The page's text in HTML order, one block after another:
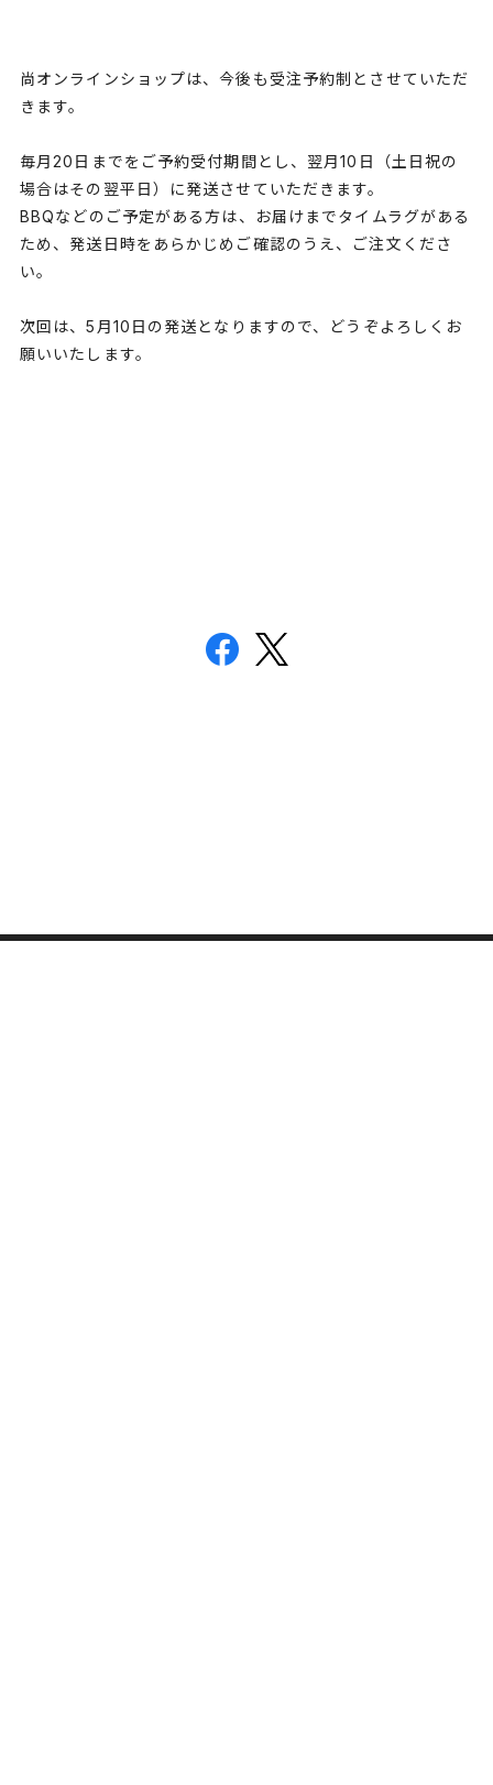
尚オンラインショップは、今後も受注予約制とさせていただ
きます。
毎月20日までをご予約受付期間とし、翌月10日（土日祝の
場合はその翌平日）に発送させていただきます。
BBQなどのご予定がある方は、お届けまでタイムラグがある
ため、発送日時をあらかじめご確認のうえ、ご注文くださ
い。
次回は、5月10日の発送となりますので、どうぞよろしくお
願いいたします。